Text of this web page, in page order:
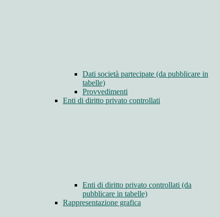
Dati società partecipate (da pubblicare in
tabelle)
Provvedimenti
Enti di diritto privato controllati
Enti di diritto privato controllati (da
pubblicare in tabelle)
Rappresentazione grafica